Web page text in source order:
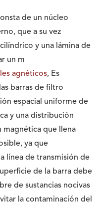
de un núcleo
que a su vez
y una lámina de
un m
agnéticos, Es
barras de filtro
espacial uniforme de
y una distribución
magnética que llena
ya que
línea de transmisión de
de la barra debe
de sustancias nocivas
la contaminación del